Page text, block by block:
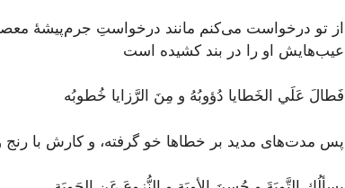
از تو درخواست می‌کنم مانند درخواستِ جرم‌پیشۀ
عیب‌هایش او را در بند کشیده است
فَطالَ عَلَي الخَطايا دُؤوبُهُ و مِنَ الرَّزايا خُطوبُه
پس مدت‌های مدید بر خطاها خو گرفته، و کارش با